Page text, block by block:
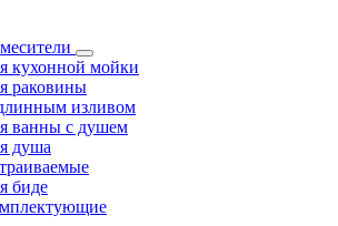
кухонной мойки
раковины
изливом
ванны с душем
душа
биде